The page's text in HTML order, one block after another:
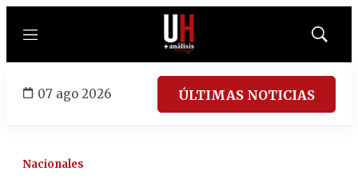
Menú
Mostrar
07 ago 2026 ÚLTIMAS NOTICIAS
Nacionales